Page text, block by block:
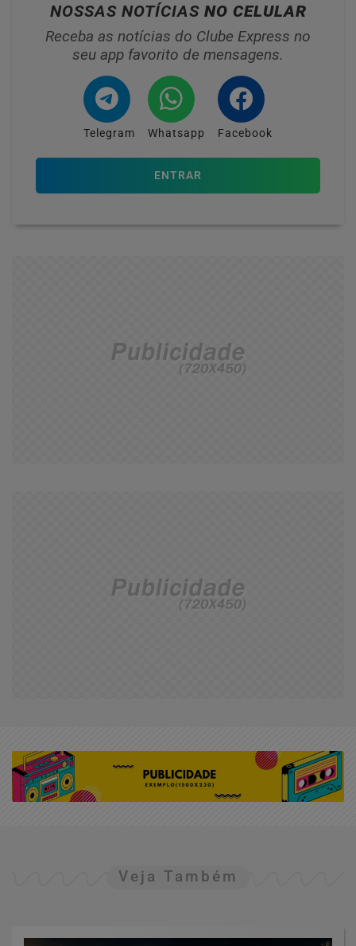
NOSSAS NOTÍCIAS NO CELULAR
Receba as notícias do Clube Express no
seu app favorito de mensagens.
Telegram Whatsapp Facebook
ENTRAR
Veja Também